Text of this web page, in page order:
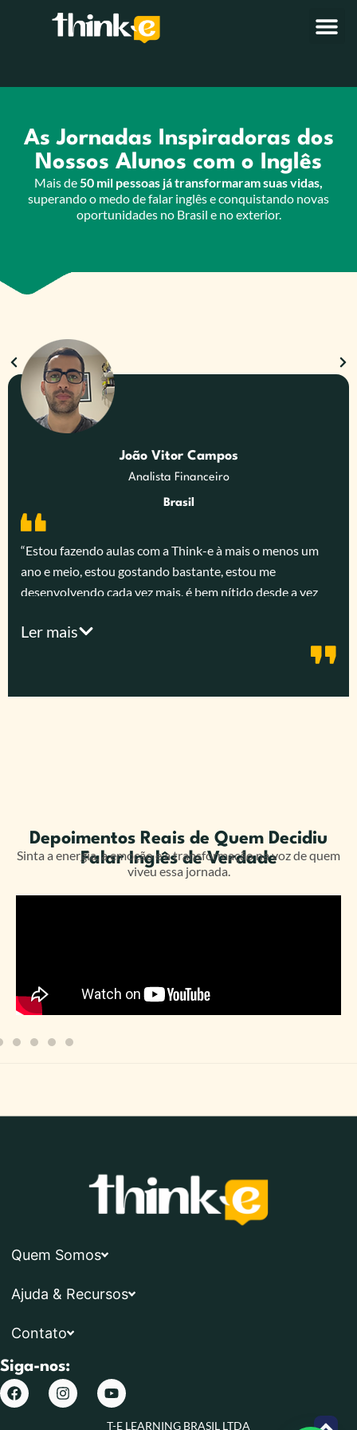
As Jornadas Inspiradoras dos
Nossos Alunos com o Inglês
Mais de50 mil pessoas já transformaram suas vidas,
superando o medo de falar inglês e conquistando novas
oportunidades no Brasil e no exterior.
João Vitor Campos
Analista Financeiro
Brasil
“Estou fazendo aulas com a Think-e à mais o menos um
ano e meio, estou gostando bastante, estou me
desenvolvendo cada vez mais, é bem nítido desde a vez
desenvolvi tanto em linha de raciocínio tanto na forma de
pensar em inglês, me ajuda bastante a estrutura da aula,
inglês que seria a escrita a fala e a escuta, então a aula de
Ler mais
Depoimentos Reais de Quem Decidiu
Falar Inglês de Verdade
Sinta a energia, a emoção e a transformação na voz de quem
viveu essa jornada.
Quem Somos
Ajuda & Recursos
Contato
Siga-nos:
T-E LEARNING BRASIL LTDA